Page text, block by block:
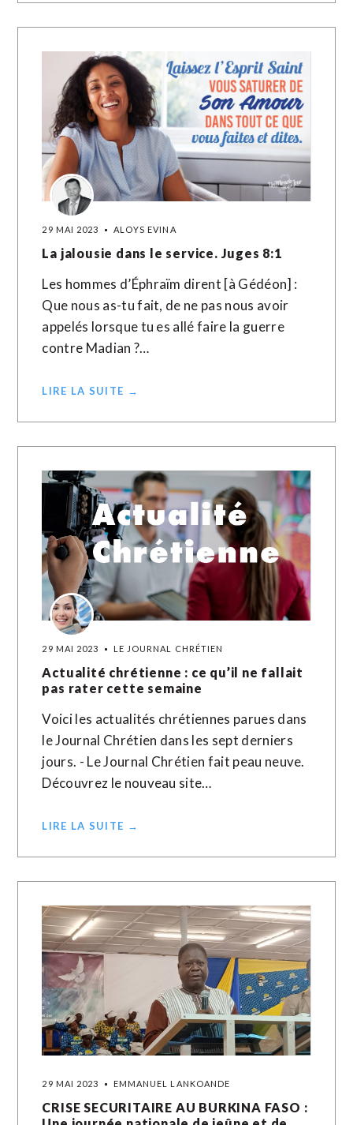
29 MAI 2023 ALOYS EVINA
La jalousie dans le service. Juges 8:1
Les hommes d’Éphraïm dirent [à Gédéon] :
Que nous as-tu fait, de ne pas nous avoir
appelés lorsque tu es allé faire la guerre
contre Madian ?…
LIRE LA SUITE →
29 MAI 2023 LE JOURNAL CHRÉTIEN
Actualité chrétienne : ce qu’il ne fallait
pas rater cette semaine
Voici les actualités chrétiennes parues dans
le Journal Chrétien dans les sept derniers
jours. - Le Journal Chrétien fait peau neuve.
Découvrez le nouveau site…
LIRE LA SUITE →
29 MAI 2023 EMMANUEL LANKOANDE
CRISE SECURITAIRE AU BURKINA FASO :